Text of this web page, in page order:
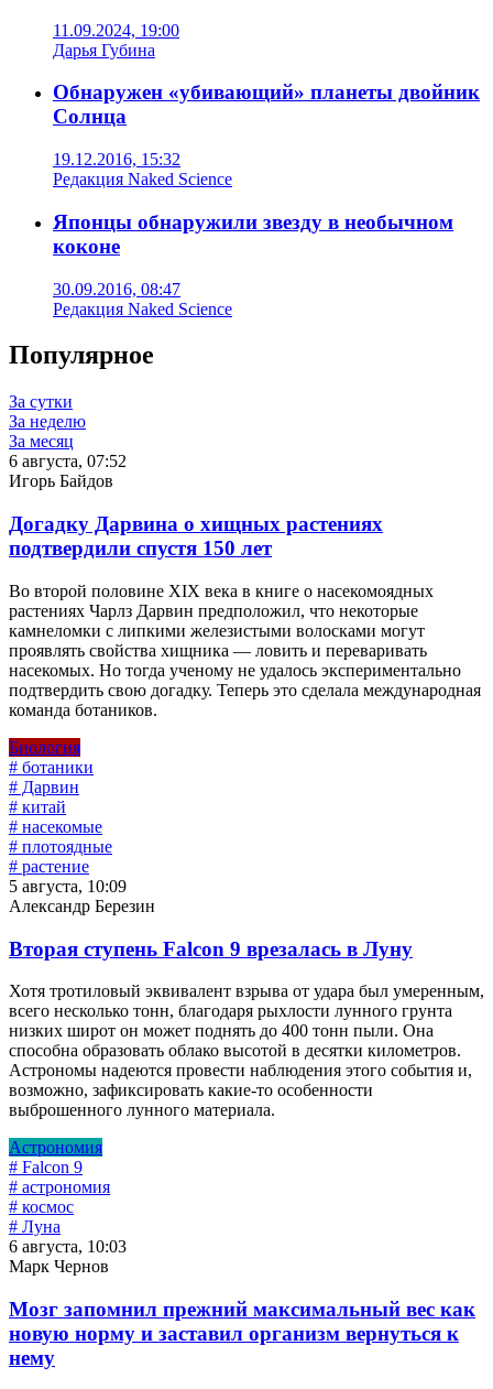
11.09.2024, 19:00
Дарья Губина
Обнаружен «убивающий» планеты двойник
Солнца
19.12.2016, 15:32
Редакция Naked Science
Японцы обнаружили звезду в необычном
коконе
30.09.2016, 08:47
Редакция Naked Science
Популярное
За сутки
За неделю
За месяц
6 августа, 07:52
Игорь Байдов
Догадку Дарвина о хищных растениях
подтвердили спустя 150 лет
Во второй половине XIX века в книге о насекомоядных
растениях Чарлз Дарвин предположил, что некоторые
камнеломки с липкими железистыми волосками могут
проявлять свойства хищника — ловить и переваривать
насекомых. Но тогда ученому не удалось экспериментально
подтвердить свою догадку. Теперь это сделала международная
команда ботаников.
Биология
# ботаники
# Дарвин
# китай
# насекомые
# плотоядные
# растение
5 августа, 10:09
Александр Березин
Вторая ступень Falcon 9 врезалась в Луну
Хотя тротиловый эквивалент взрыва от удара был умеренным,
всего несколько тонн, благодаря рыхлости лунного грунта
низких широт он может поднять до 400 тонн пыли. Она
способна образовать облако высотой в десятки километров.
Астрономы надеются провести наблюдения этого события и,
возможно, зафиксировать какие-то особенности
выброшенного лунного материала.
Астрономия
# Falcon 9
# астрономия
# космос
# Луна
6 августа, 10:03
Марк Чернов
Мозг запомнил прежний максимальный вес как
новую норму и заставил организм вернуться к
нему